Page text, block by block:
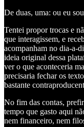
De duas, uma: ou eu
Tentei propor trocas e
que interagissem, e
acompanham no dia-a-
ideia original dessa
ver o que aconteceria
precisaria fechar os
bastante
No fim das contas,
tempo que gasto aqui
nem financeiro, nem